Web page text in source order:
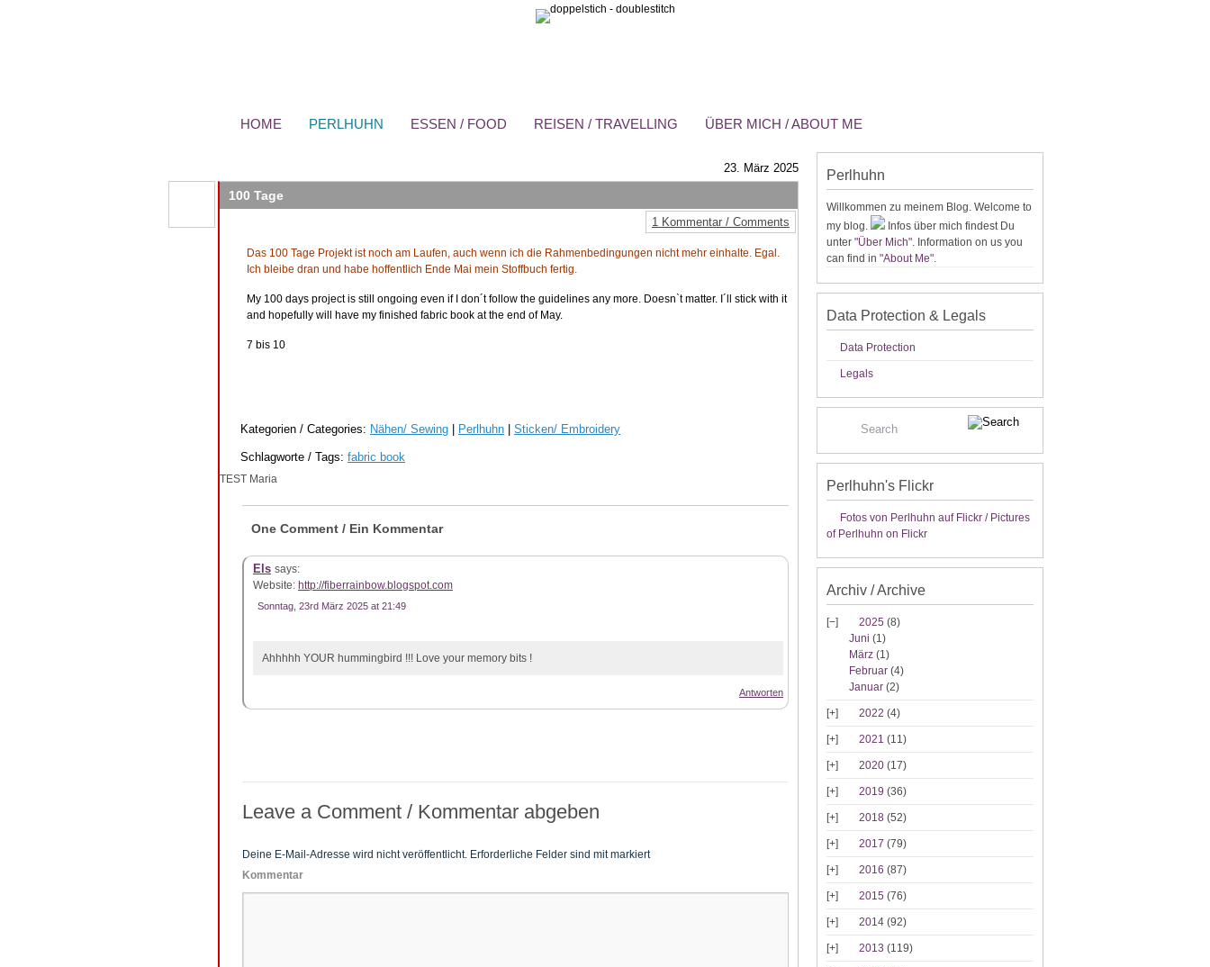
HOME PERLHUHN ESSEN / FOOD REISEN / TRAVELLING ÜBER MICH / ABOUT ME
Perlhuhn
Willkommen zu meinem Blog. Welcome to
my blog.
Infos über mich findest Du
unter "Über Mich". Information on us you
can find in "About Me".
Data Protection & Legals
Data Protection
Legals
Perlhuhn's Flickr
Fotos von Perlhuhn auf Flickr / Pictures
of Perlhuhn on Flickr
Archiv / Archive
2025 (8)
Juni (1)
März (1)
Februar (4)
Januar (2)
2022 (4)
2021 (11)
2020 (17)
2019 (36)
2018 (52)
2017 (79)
2016 (87)
2015 (76)
2014 (92)
2013 (119)
23. März 2025
100 Tage
1 Kommentar / Comments
Das 100 Tage Projekt ist noch am Laufen, auch wenn ich die Rahmenbedingungen nicht mehr einhalte. Egal.
Ich bleibe dran und habe hoffentlich Ende Mai mein Stoffbuch fertig.
My 100 days project is still ongoing even if I don´t follow the guidelines any more. Doesn`t matter. I´ll stick with it
and hopefully will have my finished fabric book at the end of May.
7 bis 10
Kategorien / Categories: Nähen/ Sewing Perlhuhn Sticken/ Embroidery
Schlagworte / Tags: fabric book
TEST Maria
One Comment / Ein Kommentar
Els says:
Website: http://fiberrainbow.blogspot.com
Sonntag, 23rd März 2025 at 21:49
Ahhhhh YOUR hummingbird !!! Love your memory bits !
Antworten
Leave a Comment / Kommentar abgeben
Deine E-Mail-Adresse wird nicht veröffentlicht. Erforderliche Felder sind mitmarkiert
Kommentar